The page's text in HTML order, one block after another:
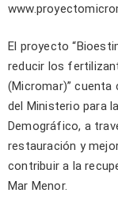
El proyecto
reducir los
(Micromar)” cuenta
del Ministerio para
Demográfico, a
restauración y
contribuir a la
Mar Menor.